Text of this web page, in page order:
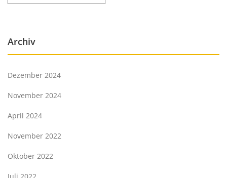
Archiv
Dezember 2024
November 2024
April 2024
November 2022
Oktober 2022